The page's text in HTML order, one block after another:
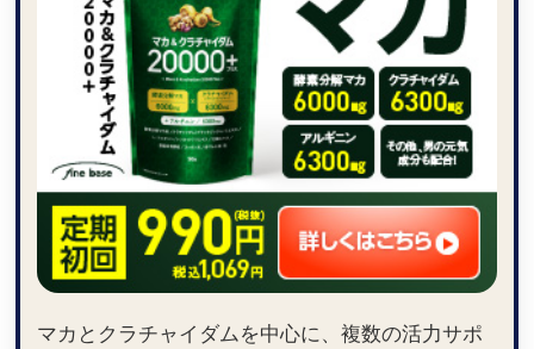
マカとクラチャイダムを中心に、複数の活力サポ